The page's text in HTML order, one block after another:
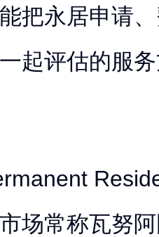
把永居申请
起评估的服
场常称瓦努